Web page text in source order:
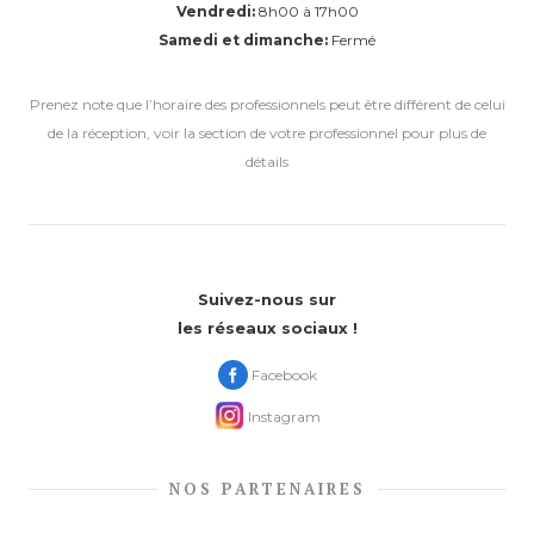
Vendredi: 8h00 à 17h00
Samedi et dimanche: Fermé
Prenez note que l’horaire des professionnels peut être différent de celui
de la réception, voir la section de votre professionnel pour plus de
détails
Suivez-nous sur
les réseaux sociaux !
Facebook
Instagram
NOS PARTENAIRES